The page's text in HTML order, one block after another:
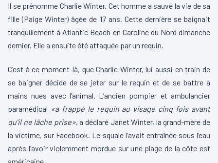
Il se prénomme Charlie Winter. Cet homme a sauvé la vie de sa
fille (Paige Winter) âgée de 17 ans. Cette dernière se baignait
tranquillement à Atlantic Beach en Caroline du Nord dimanche
dernier. Elle a ensuite été attaquée par un requin.
C’est à ce moment-là, que Charlie Winter, lui aussi en train de
se baigner décide de se jeter sur le requin et de se battre à
mains nues avec l’animal. L’ancien pompier et ambulancier
paramédical «a frappé le requin au visage cinq fois avant
qu’il ne lâche prise», a déclaré Janet Winter, la grand-mère de
la victime, sur Facebook. Le squale l’avait entraînée sous l’eau
après l’avoir violemment mordue sur une plage de la côte est